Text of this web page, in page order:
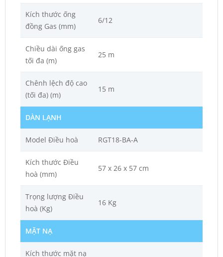
Kích thước ống
đồng Gas (mm)
6/12
Chiều dài ống gas
tối đa (m)
25 m
Chênh lệch độ cao
(tối đa) (m)
15 m
DÀN LẠNH
Model Điều hoà RGT18-BA-A
Kích thước Điều
hoà (mm)
57 x 26 x 57 cm
Trọng lượng Điều
hoà (Kg)
16 Kg
MẶT NẠ
Kích thước mặt nạ